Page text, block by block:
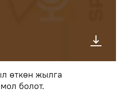
өткөн жылга
болот.